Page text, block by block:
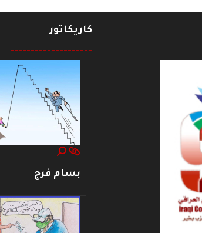
كاريكاتور
--------------------
بسام فرج